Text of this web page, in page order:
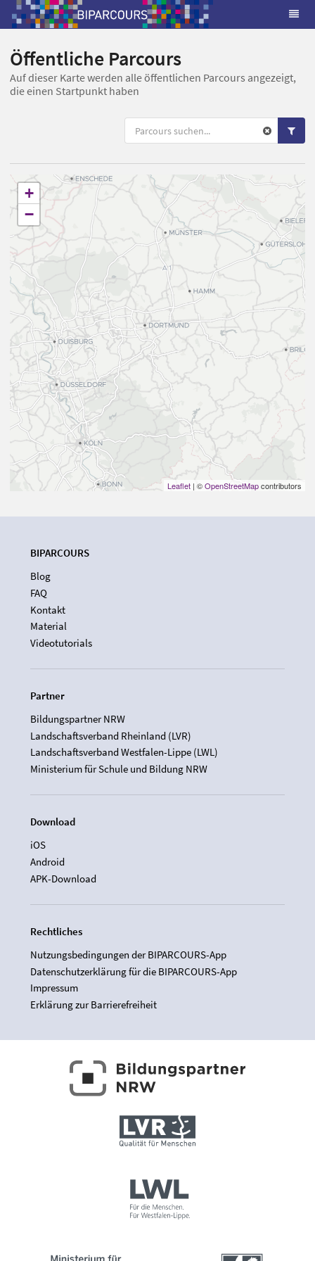
Öffentliche Parcours
Auf dieser Karte werden alle öffentlichen Parcours angezeigt,
die einen Startpunkt haben
+
−
Leaflet | ©OpenStreetMapcontributors
BIPARCOURS
Blog
FAQ
Kontakt
Material
Videotutorials
Partner
Bildungspartner NRW
Landschaftsverband Rheinland (LVR)
Landschaftsverband Westfalen-Lippe (LWL)
Ministerium für Schule und Bildung NRW
Download
iOS
Android
APK-Download
Rechtliches
Nutzungsbedingungen der BIPARCOURS-App
Datenschutzerklärung für die BIPARCOURS-App
Impressum
Erklärung zur Barrierefreiheit